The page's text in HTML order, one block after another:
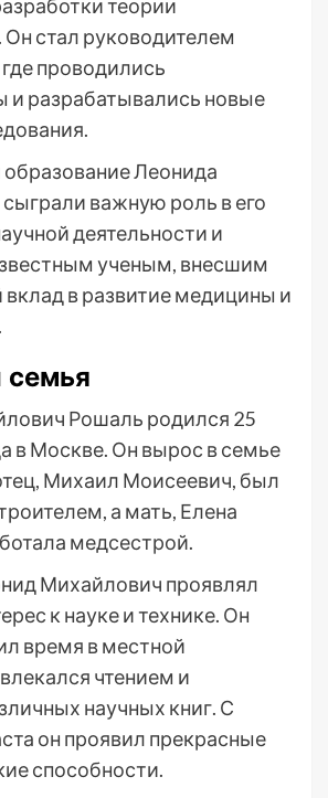
теории
стал руководителем
проводились
и разрабатывались новые
образование Леонида
важную роль в его
деятельности и
ученым, внесшим
вклад в развитие медицины и
семья
Рошаль родился 25
в Москве. Он вырос в семье
Михаил Моисеевич, был
а мать, Елена
медсестрой.
Михайлович проявлял
к науке и технике. Он
время в местной
чтением и
научных книг. С
он проявил прекрасные
способности.